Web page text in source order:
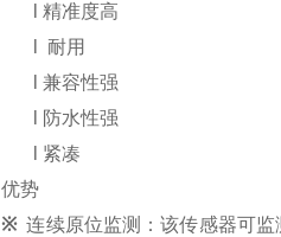
精准度高
耐用
兼容性强
防水性强
紧凑
优势
※连续原位监测：该传感器可